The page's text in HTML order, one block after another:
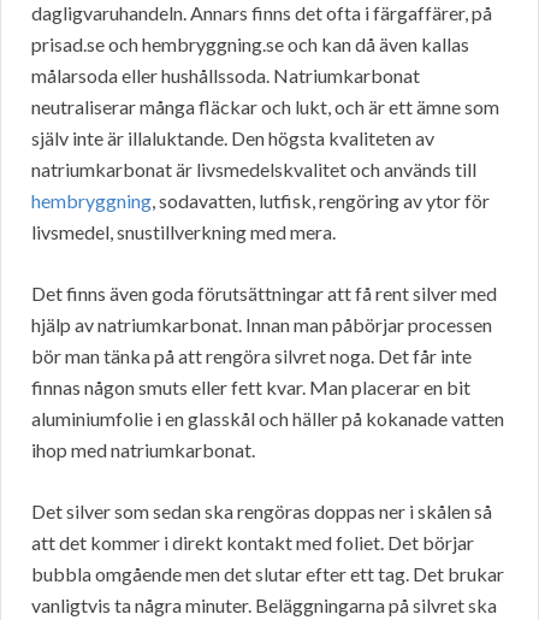
dagligvaruhandeln. Annars finns det ofta i färgaffärer, på
prisad.se och hembryggning.se och kan då även kallas
målarsoda eller hushållssoda. Natriumkarbonat
neutraliserar många fläckar och lukt, och är ett ämne som
själv inte är illaluktande. Den högsta kvaliteten av
natriumkarbonat är livsmedelskvalitet och används till
hembryggning, sodavatten, lutfisk, rengöring av ytor för
livsmedel, snustillverkning med mera.
Det finns även goda förutsättningar att få rent silver med
hjälp av natriumkarbonat. Innan man påbörjar processen
bör man tänka på att rengöra silvret noga. Det får inte
finnas någon smuts eller fett kvar. Man placerar en bit
aluminiumfolie i en glasskål och häller på kokanade vatten
ihop med natriumkarbonat.
Det silver som sedan ska rengöras doppas ner i skålen så
att det kommer i direkt kontakt med foliet. Det börjar
bubbla omgående men det slutar efter ett tag. Det brukar
vanligtvis ta några minuter. Beläggningarna på silvret ska